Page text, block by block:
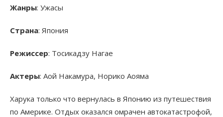
Жанры: Ужасы
Страна: Япония
Режиссер: Тосикадзу Нагае
Актеры: Аой Накамура, Норико Аояма
Харука только что вернулась в Японию из путешествия
по Америке. Отдых оказался омрачен автокатастрофой,